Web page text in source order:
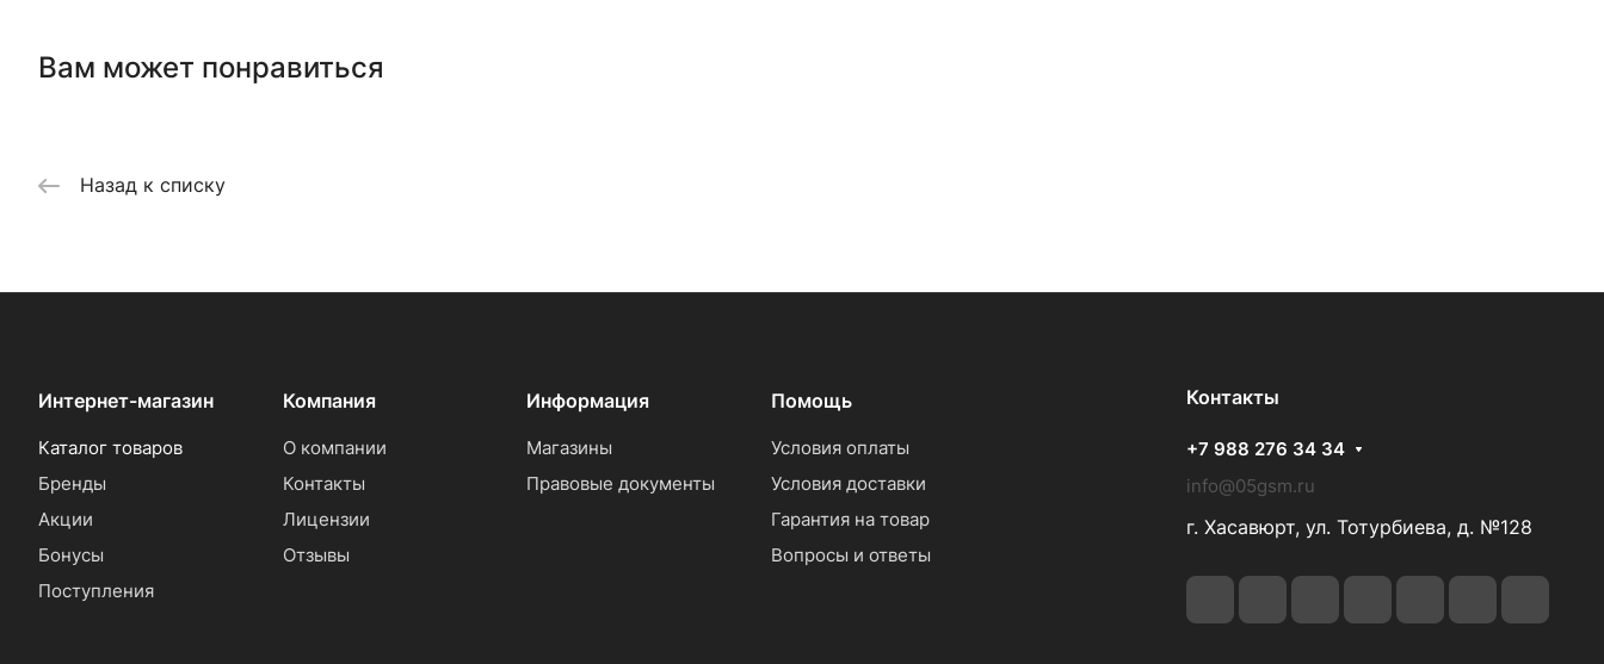
Вам может понравиться
Назад к списку
Интернет-магазин
Каталог товаров
Бренды
Акции
Бонусы
Поступления
Компания
О компании
Контакты
Лицензии
Отзывы
Информация
Магазины
Правовые документы
Помощь
Условия оплаты
Условия доставки
Гарантия на товар
Вопросы и ответы
Контакты
+7 988 276 34 34
info@05gsm.ru
г. Хасавюрт, ул. Тотурбиева, д. №128